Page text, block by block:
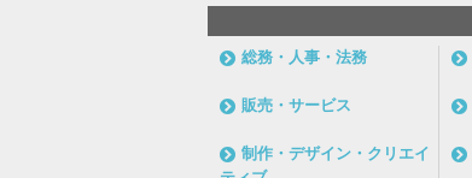
総務・人事・法務
販売・サービス
制作・デザイン・クリエイ